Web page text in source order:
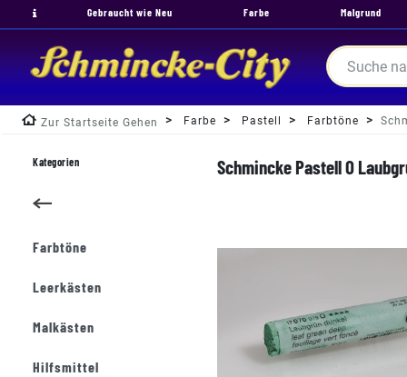
Gebraucht wie Neu Farbe Malgrund
Zur Startseite Gehen Farbe Pastell Farbtöne
Schmincke Pastell O
Kategorien
Farbtöne
Leerkästen
Malkästen
Hilfsmittel